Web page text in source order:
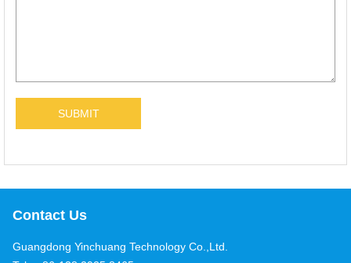
Contact Us
Guangdong Yinchuang Technology Co.,Ltd.